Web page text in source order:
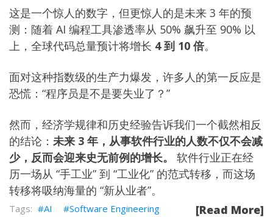
这是一个惊人的数字，但更惊人的是未来 3 年的预
测：随着 AI 编程工具渗透率从 50% 飙升至 90% 以
上，全球代码总量预计将增长 4 到 10 倍。
面对这种指数级的生产力爆发，许多人的第一反应是
恐慌：“程序员是不是要失业了？”
然而，经济学规律和历史经验告诉我们一个截然相反
的结论： 未来 3 年，从事软件行业的人数不仅不会减
少，反而会迎来史无前例的增长。
软件行业正在经
历一场从 “手工业” 到 “工业化” 的范式转移，而这场
转移将吸纳海量的 “新从业者”。
[Read More]
AI
Software Engineering